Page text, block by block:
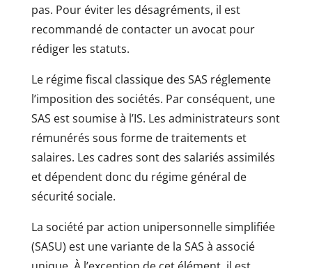
pas. Pour éviter les désagréments, il est
recommandé de contacter un avocat pour
rédiger les statuts.
Le régime fiscal classique des SAS réglemente
l’imposition des sociétés. Par conséquent, une
SAS est soumise à l’IS. Les administrateurs sont
rémunérés sous forme de traitements et
salaires. Les cadres sont des salariés assimilés
et dépendent donc du régime général de
sécurité sociale.
La société par action unipersonnelle simplifiée
(SASU) est une variante de la SAS à associé